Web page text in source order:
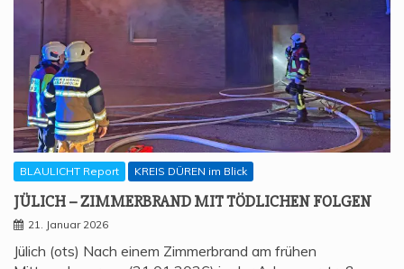
BLAULICHT Report KREIS DÜREN im Blick
JÜLICH – ZIM­MER­BRAND MIT TÖD­LI­CHEN FOLGEN
21. Januar 2026
Jülich (ots) Nach einem Zimmerbrand am frühen